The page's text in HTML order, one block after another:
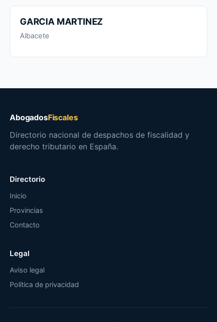
GARCIA MARTINEZ
Albacete
AbogadosFiscales
Directorio nacional de despachos de fiscalidad y
derecho tributario en España.
Directorio
Inicio
Provincias
Contacto
Legal
Aviso legal
Política de privacidad